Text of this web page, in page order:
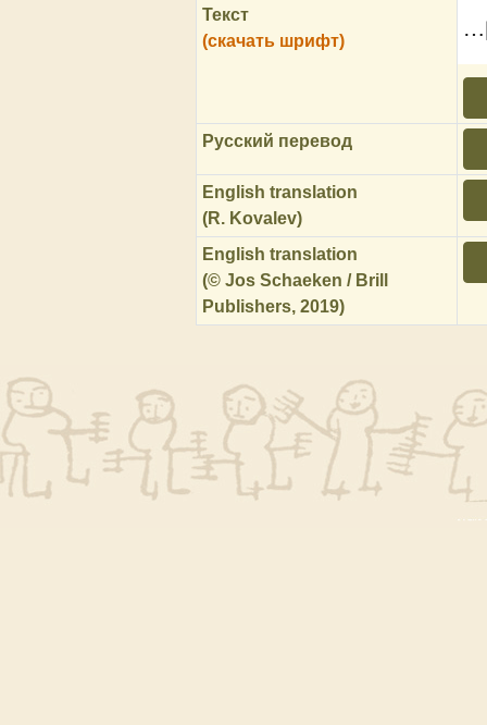
Текст
(скачать шрифт)
Русский перевод
English translation
(R. Kovalev)
English translation
(© Jos Schaeken / Brill
Publishers, 2019)